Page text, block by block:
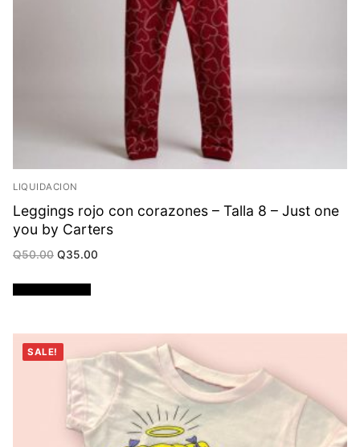
LIQUIDACION
Leggings rojo con corazones – Talla 8 – Just one
you by Carters
Q50.00 Original
Q50.00.
Q35.00
SALE!